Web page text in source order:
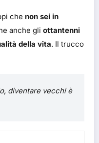
che non sei in
anche gli ottantenni
della vita. Il trucco
diventare vecchi è